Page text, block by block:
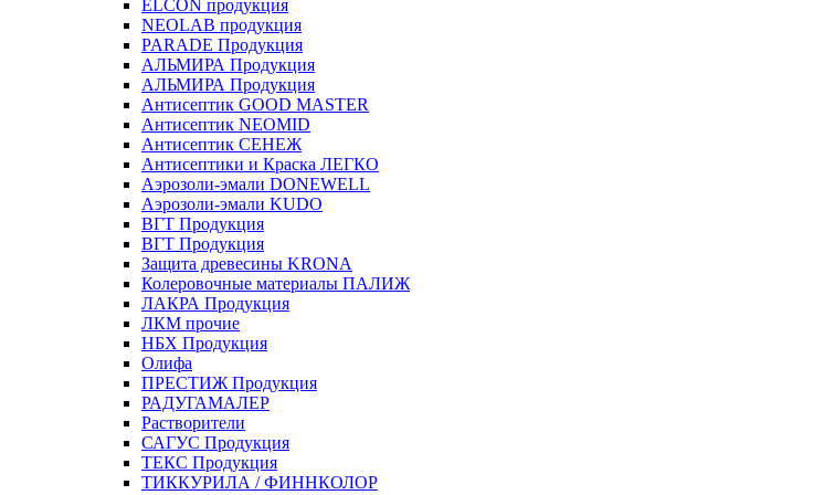
ELCON продукция
NEOLAB продукция
PARADE Продукция
АЛЬМИРА Продукция
АЛЬМИРА Продукция
Антисептик GOOD MASTER
Антисептик NEOMID
Антисептик СЕНЕЖ
Антисептики и Краска ЛЕГКО
Аэрозоли-эмали DONEWELL
Аэрозоли-эмали KUDO
ВГТ Продукция
ВГТ Продукция
Защита древесины KRONA
Колеровочные материалы ПАЛИЖ
ЛАКРА Продукция
ЛКМ прочие
НБХ Продукция
Олифа
ПРЕСТИЖ Продукция
РАДУГАМАЛЕР
Растворители
САГУС Продукция
ТЕКС Продукция
ТИККУРИЛА / ФИННКОЛОР